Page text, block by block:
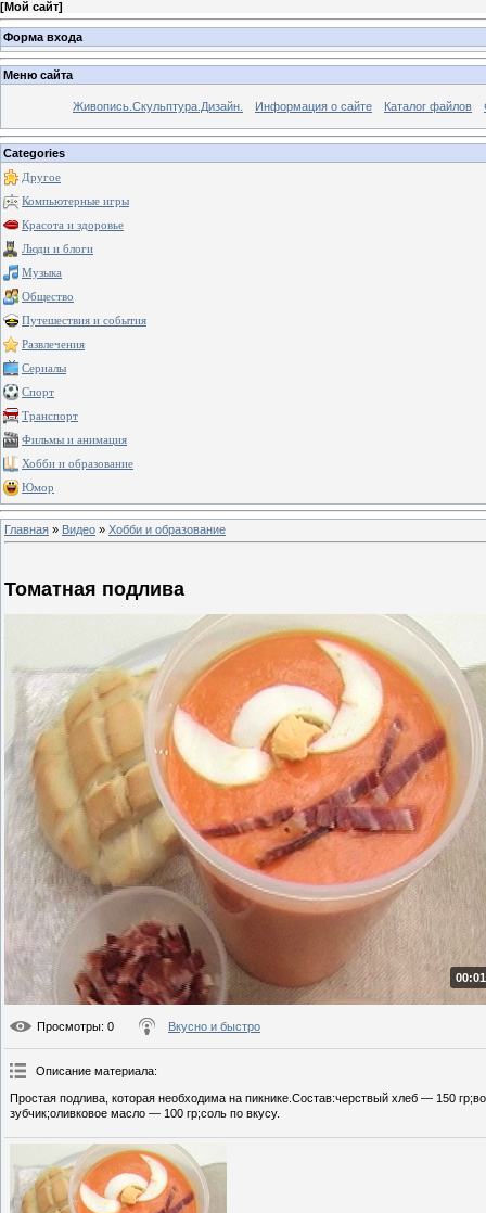
[Мой сайт]
Форма входа
Меню сайта
Живопись.Скульптура.Дизайн. Информация о сайте Каталог файлов
Categories
Другое
Компьютерные игры
Красота и здоровье
Люди и блоги
Музыка
Общество
Путешествия и события
Развлечения
Сериалы
Спорт
Транспорт
Фильмы и анимация
Хобби и образование
Юмор
Главная » Видео » Хобби и образование
Томатная подлива
Просмотры: 0 Вкусно и быстро
Описание материала:
Простая подлива, которая необходима на пикнике.Состав:черствый хлеб — 150
зубчик;оливковое масло — 100 гр;соль по вкусу.